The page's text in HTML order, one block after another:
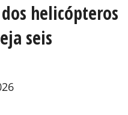
helicópteros
seis